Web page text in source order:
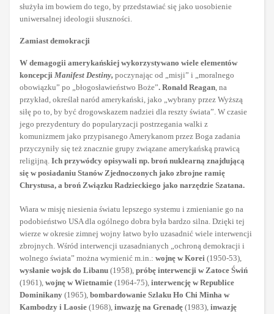
służyła im bowiem do tego, by przedstawiać się jako uosobienie
uniwersalnej ideologii słuszności.
Zamiast demokracji
W demagogii amerykańskiej wykorzystywano wiele elementów
koncepcji Manifest Destiny, poczynając od „misji” i „moralnego
obowiązku” po „błogosławieństwo Boże”. Ronald Reagan, na
przykład, określał naród amerykański, jako „wybrany przez Wyższą
siłę po to, by być drogowskazem nadziei dla reszty świata”. W czasie
jego prezydentury do popularyzacji postrzegania walki z
komunizmem jako przypisanego Amerykanom przez Boga zadania
przyczyniły się też znacznie grupy związane amerykańską prawicą
religijną. Ich przywódcy opisywali np. broń nuklearną znajdującą
się w posiadaniu Stanów Zjednoczonych jako zbrojne ramię
Chrystusa, a broń Związku Radzieckiego jako narzędzie Szatana.
Wiara w misję niesienia światu lepszego systemu i zmienianie go na
podobieństwo USA dla ogólnego dobra była bardzo silna. Dzięki tej
wierze w okresie zimnej wojny łatwo było uzasadnić wiele interwencji
zbrojnych. Wśród interwencji uzasadnianych „ochroną demokracji i
wolnego świata” można wymienić m.in.: wojnę w Korei (1950-53),
wysłanie wojsk do Libanu (1958), próbę interwencji w Zatoce Świń
(1961), wojnę w Wietnamie (1964-75), interwencję w Republice
Dominikany (1965), bombardowanie Szlaku Ho Chi Minha w
Kambodzy i Laosie (1968), inwazję na Grenadę (1983), inwazję